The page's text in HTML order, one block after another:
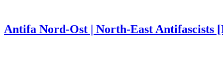
Antifa Nord-Ost | North-East Antifascists